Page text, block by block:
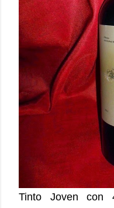
Tinto Joven con